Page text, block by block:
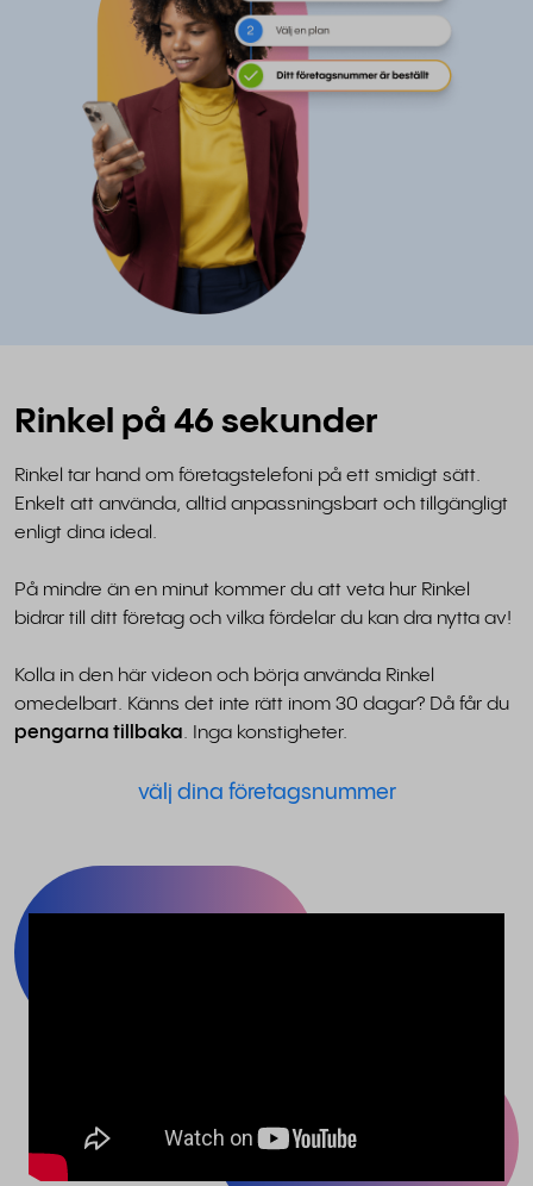
Rinkel på 46 sekunder
Rinkel tar hand om företagstelefoni på ett smidigt sätt.
Enkelt att använda, alltid anpassningsbart och tillgängligt
enligt dina ideal.
På mindre än en minut kommer du att veta hur Rinkel
bidrar till ditt företag och vilka fördelar du kan dra nytta av!
Kolla in den här videon och börja använda Rinkel
omedelbart. Känns det inte rätt inom 30 dagar? Då får du
pengarna tillbaka. Inga konstigheter.
välj dina företagsnummer